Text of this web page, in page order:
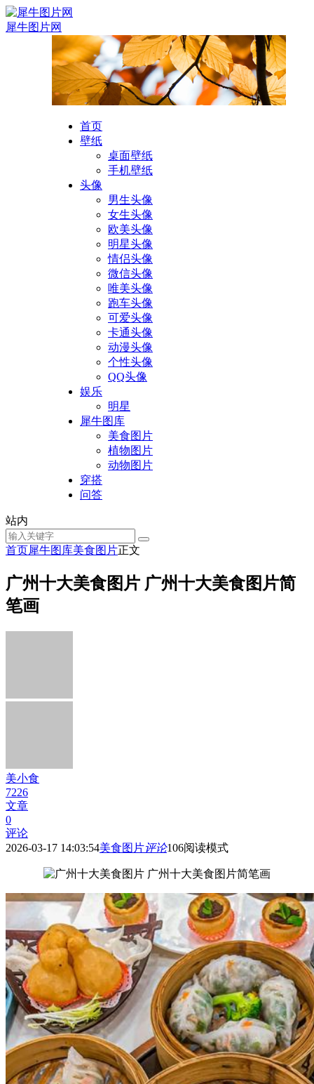
犀牛图片网
首页
壁纸
桌面壁纸
手机壁纸
头像
男生头像
女生头像
欧美头像
明星头像
情侣头像
微信头像
唯美头像
跑车头像
可爱头像
卡通头像
动漫头像
个性头像
QQ头像
娱乐
明星
犀牛图库
美食图片
植物图片
动物图片
穿搭
问答
站内
首页犀牛图库美食图片正文
广州十大美食图片 广州十大美食图片简
笔画
美小食
7226
文章
0
评论
2026-03-17 14:03:54美食图片评论106阅读模式